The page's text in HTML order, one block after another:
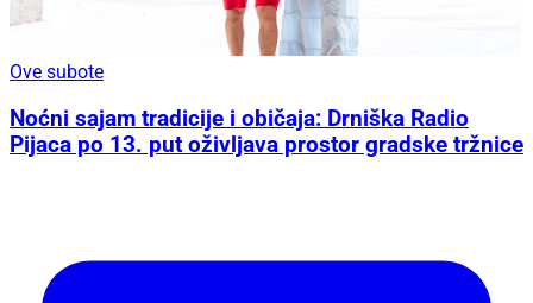
Ove subote
Noćni sajam tradicije i običaja: Drniška Radio
Pijaca po 13. put oživljava prostor gradske tržnice